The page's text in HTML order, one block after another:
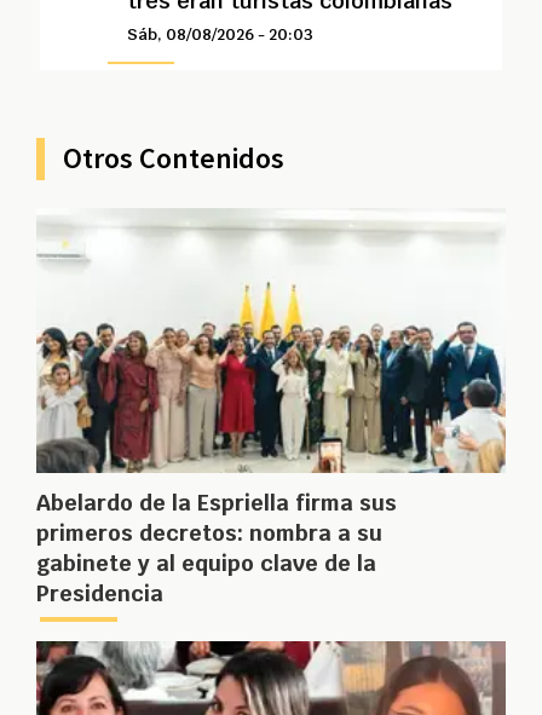
Sáb, 08/08/2026 - 20:03
Otros Contenidos
Abelardo de la Espriella firma sus
primeros decretos: nombra a su
gabinete y al equipo clave de la
Presidencia